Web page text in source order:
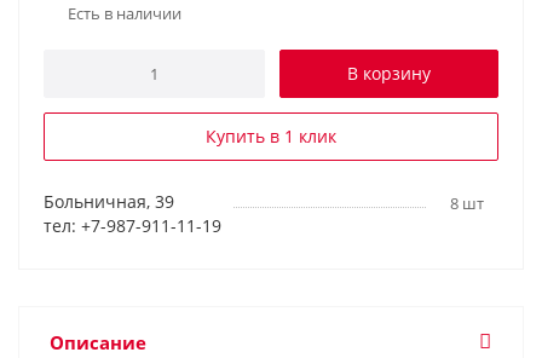
Есть в наличии
В корзину
Купить в 1 клик
Больничная, 39
тел: +7-987-911-11-19
8 шт
Описание